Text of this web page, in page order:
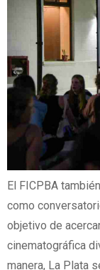
El FICPBA
como
objetivo de
cinematográfica
manera, La Plata